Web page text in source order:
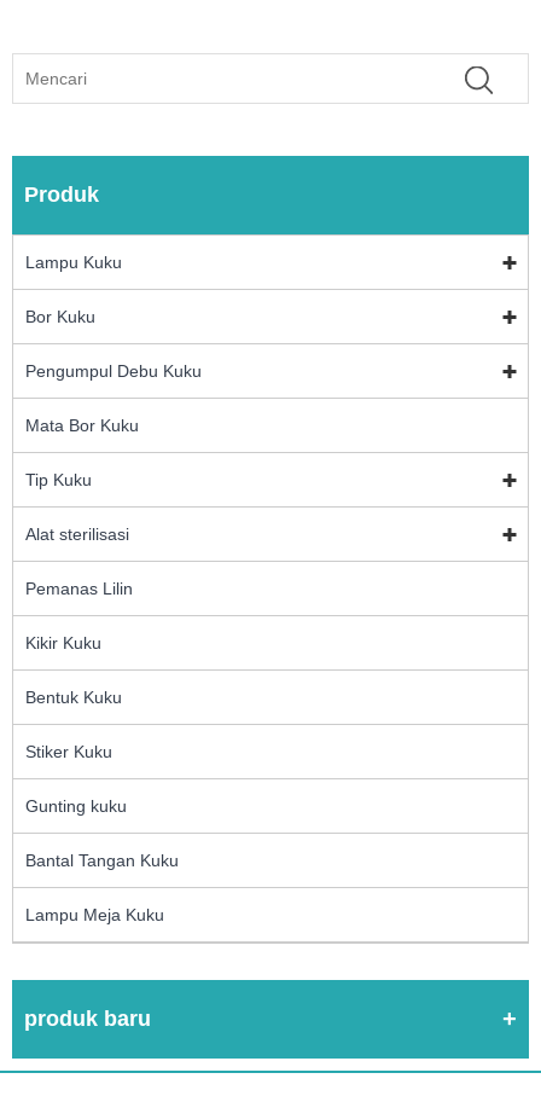
Produk
Lampu Kuku
Bor Kuku
Pengumpul Debu Kuku
Mata Bor Kuku
Tip Kuku
Alat sterilisasi
Pemanas Lilin
Kikir Kuku
Bentuk Kuku
Stiker Kuku
Gunting kuku
Bantal Tangan Kuku
Lampu Meja Kuku
produk baru